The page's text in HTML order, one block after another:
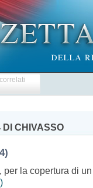
CHIVASSO
la copertura di